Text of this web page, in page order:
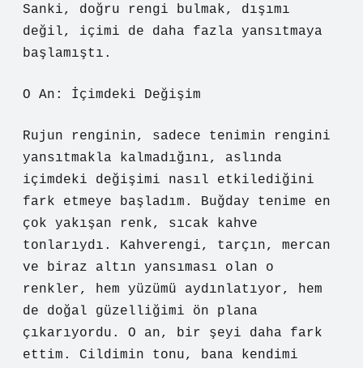
Sanki, doğru rengi bulmak, dışımı
değil, içimi de daha fazla yansıtmaya
başlamıştı.
O An: İçimdeki Değişim
Rujun renginin, sadece tenimin rengini
yansıtmakla kalmadığını, aslında
içimdeki değişimi nasıl etkilediğini
fark etmeye başladım. Buğday tenime en
çok yakışan renk, sıcak kahve
tonlarıydı. Kahverengi, tarçın, mercan
ve biraz altın yansıması olan o
renkler, hem yüzümü aydınlatıyor, hem
de doğal güzelliğimi ön plana
çıkarıyordu. O an, bir şeyi daha fark
ettim. Cildimin tonu, bana kendimi